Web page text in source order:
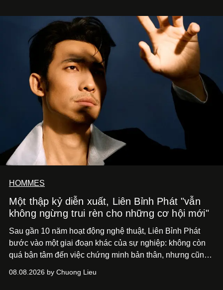
HOMMES
Một thập kỷ diễn xuất, Liên Bỉnh Phát "vẫn
không ngừng trui rèn cho những cơ hội mới"
Sau gần 10 năm hoạt động nghệ thuật, Liên Bỉnh Phát
bước vào một giai đoạn khác của sự nghiệp: không còn
quá bận tâm đến việc chứng minh bản thân, nhưng cũng
phim điện ảnh trong nửa đầu 2026 đến hành trình trở lại
08.08.2026 by Chuong Lieu